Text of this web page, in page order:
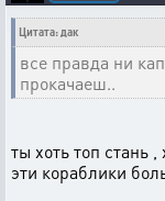
Цитата: дак
все правда ни
прокачаеш..
ты хоть топ стань ,
эти кораблики